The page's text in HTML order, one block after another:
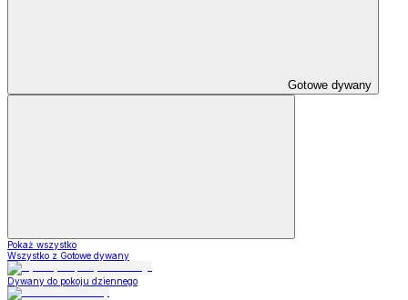
Gotowe dywany
Pokaż wszystko
Wszystko z Gotowe dywany
Dywany do pokoju dziennego